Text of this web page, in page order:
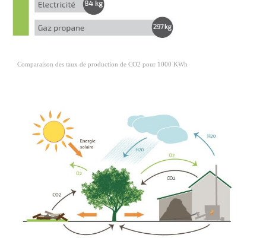
Comparaison des taux de production de CO2 pour 1000 KWh